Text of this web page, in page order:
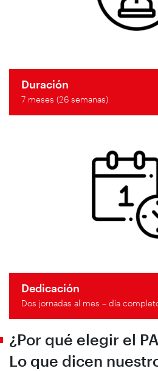
Duración
7 meses (26 semanas)
Dedicación
Dos jornadas al mes – día
¿Por qué elegir el
Lo que dicen